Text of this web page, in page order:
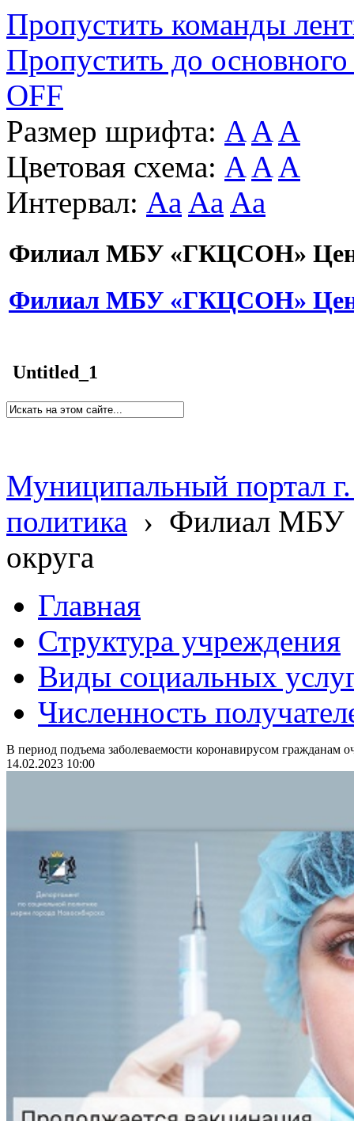
Пропустить команды
Пропустить до основного
OFF
Размер шрифта: A A A
Цветовая схема: A A A
Интервал: Aa Aa Aa
Филиал МБУ «ГКЦСОН»
Филиал МБУ «ГКЦСОН»
Untitled_1
Муниципальный портал
политика › Филиал МБУ
округа
Главная
Структура учреждения
Виды социальных
Численность
В период подъема заболеваемости коронавирусом гражданам
14.02.2023 10:00